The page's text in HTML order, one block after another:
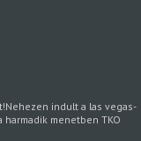
indult a las vegas-
harmadik menetben TKO